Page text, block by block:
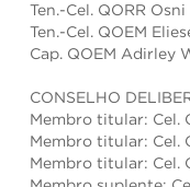
Ten.-Cel. QORR
Ten.-Cel. QOEM
Cap. QOEM Adirley
CONSELHO
Membro titular: Cel.
Membro titular: Cel.
Membro titular: Cel.